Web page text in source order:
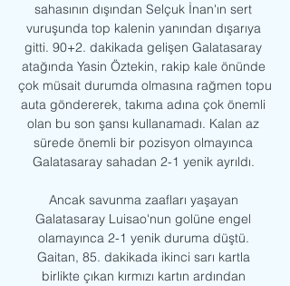
sahasının dışından Selçuk İnan'ın sert
vuruşunda top kalenin yanından dışarıya
gitti. 90+2. dakikada gelişen Galatasaray
atağında Yasin Öztekin, rakip kale önünde
çok müsait durumda olmasına rağmen topu
auta göndererek, takıma adına çok önemli
olan bu son şansı kullanamadı. Kalan az
sürede önemli bir pozisyon olmayınca
Galatasaray sahadan 2-1 yenik ayrıldı.
Ancak savunma zaafları yaşayan
Galatasaray Luisao'nun golüne engel
olamayınca 2-1 yenik duruma düştü.
Gaitan, 85. dakikada ikinci sarı kartla
birlikte çıkan kırmızı kartın ardından